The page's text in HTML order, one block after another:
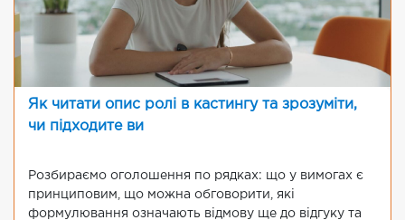
Як читати опис ролі в кастингу та зрозуміти,
чи підходите ви
Розбираємо оголошення по рядках: що у вимогах є
принциповим, що можна обговорити, які
формулювання означають відмову ще до відгуку та